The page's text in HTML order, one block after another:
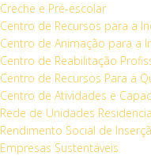
Creche e Pré-escolar
Centro de Recursos para a
Centro de Animação para a
Centro de Reabilitação
Centro de Recursos Para a
Centro de Atividades e
Rede de Unidades
Rendimento Social de
Empresas Sustentáveis